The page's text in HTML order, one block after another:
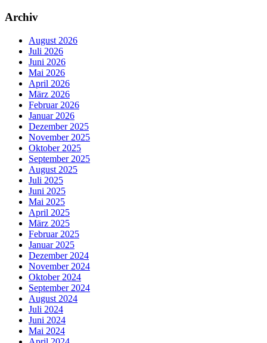
Archiv
August 2026
Juli 2026
Juni 2026
Mai 2026
April 2026
März 2026
Februar 2026
Januar 2026
Dezember 2025
November 2025
Oktober 2025
September 2025
August 2025
Juli 2025
Juni 2025
Mai 2025
April 2025
März 2025
Februar 2025
Januar 2025
Dezember 2024
November 2024
Oktober 2024
September 2024
August 2024
Juli 2024
Juni 2024
Mai 2024